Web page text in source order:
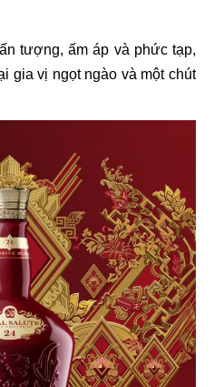
tượng, ấm áp và phức tạp,
gia vị ngọt ngào và một chút